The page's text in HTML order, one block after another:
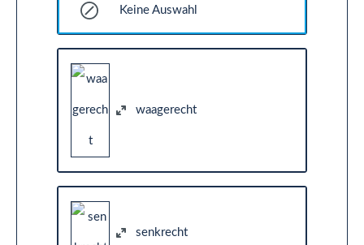
Keine Auswahl
waagerecht
senkrecht